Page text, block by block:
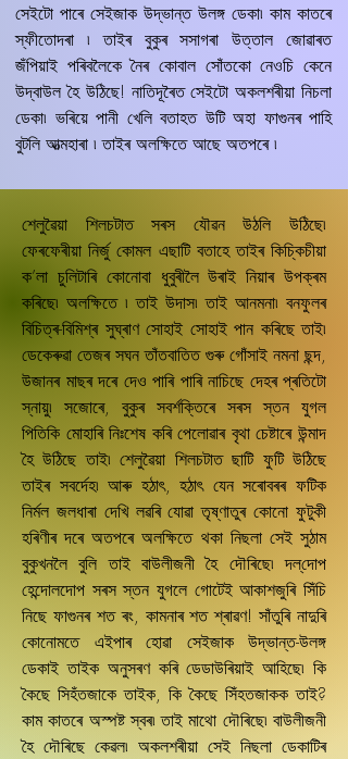
সেইটো পাৰে সেইজাক উদ্ভান্ত উলঙ্গ ডেকা৷ কাম কাতৰে
স্ফীতোদৰা ৷ তাইৰ বুকুৰ সসাগৰা উত্তাল জোৱাৰত
জঁপিয়াই পৰিবলৈকে নৈৰ কোবাল সোঁতকো নেওচি কেনে
উদ্বাউল হৈ উঠিছে! নাতিদূৰৈত সেইটো অকলশৰীয়া নিচলা
ডেকা৷ ভৰিয়ে পানী খেলি বতাহত উটি অহা ফাগুনৰ পাহি
বুটলি আত্মহাৰা ৷ তাইৰ অলক্ষিতে আছে অতপৰে ৷
শেলুৱৈয়া শিলচটাত সৰস যৌৱন উঠলি উঠিছে৷
ফেৰফেৰীয়া নিৰ্জু কোমল এছাটি বতাহে তাইৰ কিচ্কিচীয়া
ক’লা চুলিটাৰি কোনোবা ধুবুৰীলৈ উৰাই নিয়াৰ উপক্ৰম
কৰিছে৷ অলক্ষিতে ৷ তাই উদাস৷ তাই আনমনা৷ বনফুলৰ
বিচিত্ৰ-বিমিশ্ৰ সুঘ্ৰাণ সোহাই সোহাই পান কৰিছে তাই৷
ডেকেৰুৱা তেজৰ সঘন তাঁতবাতিত গুৰু গোঁসাই নমনা ছন্দ,
উজানৰ মাছৰ দৰে দেও পাৰি পাৰি নাচিছে দেহৰ প্ৰতিটো
স্নায়ু৷ সজোৰে, বুকুৰ সবৰ্শক্তিৰে সৰস স্তন যুগল
পিতিকি মোহাৰি নিঃশেষ কৰি পেলোৱাৰ বৃথা চেষ্টাৰে উন্মাদ
হৈ উঠিছে তাই৷ শেলুৱৈয়া শিলচটাত ছাটি ফুটি উঠিছে
তাইৰ সবৰ্দেহ৷ আৰু হঠাৎ, হঠাৎ যেন সৰোবৰৰ ফটিক
নিৰ্মল জলধাৰা দেখি লৱৰি যোৱা তৃষ্ণাতুৰ কোনো ফুটুকী
হৰিণীৰ দৰে অতপৰে অলক্ষিতে থকা নিছলা সেই সুঠাম
বুকুখনলৈ বুলি তাই বাউলীজনী হৈ দৌৰিছে৷ দল্‌দোপ
হেন্দোলদোপ সৰস স্তন যুগলে গোটেই আকাশজুৰি সিঁচি
নিছে ফাগুনৰ শত ৰং, কামনাৰ শত শ্ৰাৱণ! সাঁতুৰি নাদুৰি
কোনোমতে এইপাৰ হোৱা সেইজাক উদ্ভান্ত-উলঙ্গ
ডেকাই তাইক অনুসৰণ কৰি ডেডাউৰিয়াই আহিছে৷ কি
কৈছে সিহঁতজাকে তাইক, কি কৈছে সিঁহতজাকক তাই?
কাম কাতৰে অস্পষ্ট স্বৰ৷ তাই মাথো দৌৰিছে৷ বাউলীজনী
হৈ দৌৰিছে কেৱল৷ অকলশৰীয়া সেই নিছলা ডেকাটিৰ